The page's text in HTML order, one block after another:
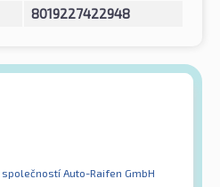
8019227422948
společností Auto-Raifen GmbH